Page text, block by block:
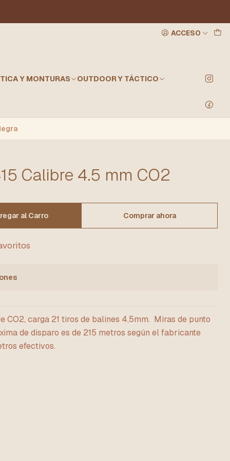
ACCESO
Y MONTURAS OUTDOOR Y TÁCTICO
Calibre 4.5 mm CO2
al Carro Comprar ahora
CO2, carga 21 tiros de balines 4,5mm. Miras de punto
de disparo es de 215 metros según el fabricante
efectivos.